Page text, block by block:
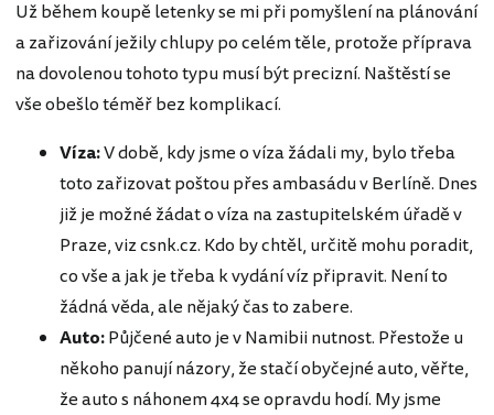
Už během koupě letenky se mi při pomyšlení na plánování
a zařizování ježily chlupy po celém těle, protože příprava
na dovolenou tohoto typu musí být precizní. Naštěstí se
vše obešlo téměř bez komplikací.
Víza:V době, kdy jsme o víza žádali my, bylo třeba
toto zařizovat poštou přes ambasádu v Berlíně. Dnes
již je možné žádat o víza na zastupitelském úřadě v
Praze, viz csnk.cz. Kdo by chtěl, určitě mohu poradit,
co vše a jak je třeba k vydání víz připravit. Není to
žádná věda, ale nějaký čas to zabere.
Auto:Půjčené auto je v Namibii nutnost. Přestože u
někoho panují názory, že stačí obyčejné auto, věřte,
že auto s náhonem 4x4 se opravdu hodí. My jsme